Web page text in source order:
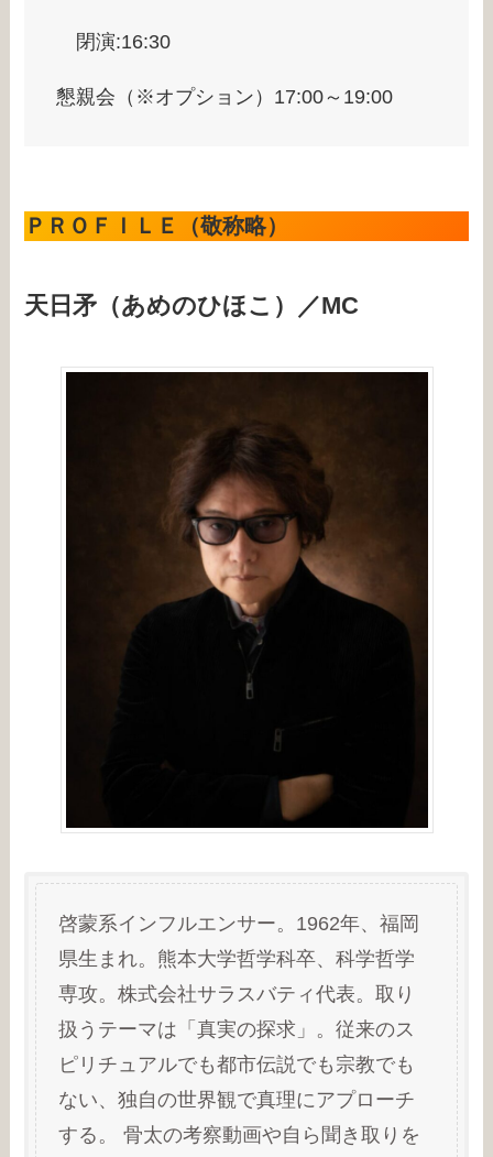
閉演:16:30
懇親会（※オプション）17:00～19:00
ＰＲＯＦＩＬＥ（敬称略）
天日矛（あめのひほこ）／MC
啓蒙系インフルエンサー。1962年、福岡
県生まれ。熊本大学哲学科卒、科学哲学
専攻。株式会社サラスバティ代表。取り
扱うテーマは「真実の探求」。従来のス
ピリチュアルでも都市伝説でも宗教でも
ない、独自の世界観で真理にアプローチ
する。 骨太の考察動画や自ら聞き取りを